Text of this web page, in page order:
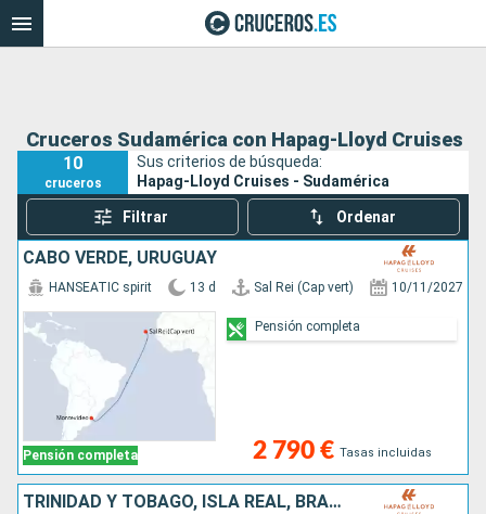
Cruceros Sudamérica con Hapag-Lloyd Cruises
10
cruceros
Sus criterios de búsqueda:
Hapag-Lloyd Cruises - Sudamérica
Filtrar Ordenar
CABO VERDE, URUGUAY
Pensión completa
HANSEATIC spirit 13 d Sal Rei (Cap vert) 10/11/2027
2 790 € Tasas incluidas
Pensión completa
TRINIDAD Y TOBAGO, ISLA REAL, BRASIL, URUGUAY, ARGENTINA